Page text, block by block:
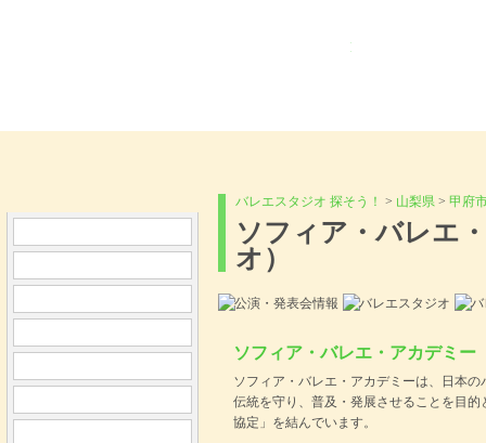
Ballet Navi バレエ情報
バレエスタジオ 探そう！ > 山梨県 >甲府
ソフィア・バレエ
オ）
ソフィア・バレエ・アカデミー
ソフィア・バレエ・アカデミーは、日本
伝統を守り、普及・発展させることを目
協定」を結んでいます。